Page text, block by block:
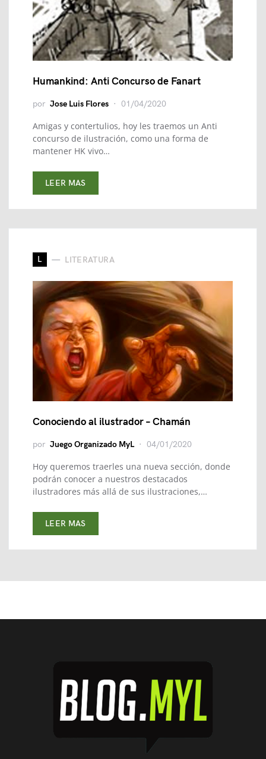
Humankind: Anti Concurso de Fanart
por Jose Luis Flores 01/04/2020
Amigas y contertulios, hoy les traemos un Anti
concurso de ilustración, como una forma de
mantener HK vivo…
LEER MAS
L LITERATURA
Conociendo al ilustrador – Chamán
por Juego Organizado MyL 04/01/2020
Hoy queremos traerles una nueva sección, donde
podrán conocer a nuestros destacados
ilustradores más allá de sus ilustraciones,…
LEER MAS